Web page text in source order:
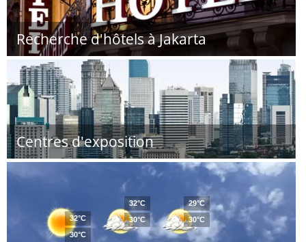
Recherche d'hôtels à Jakarta
Centres d'exposition
32°C
30°C
32°C
30°C
29°C
30°C